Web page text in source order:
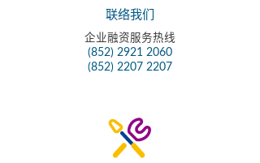
联络我们
企业融资服务热线
(852) 2921 2060
(852) 2207 2207